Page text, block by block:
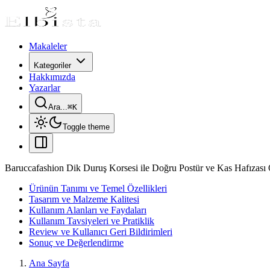
Makaleler
Kategoriler
Hakkımızda
Yazarlar
Ara...⌘K
Toggle theme
Baruccafashion Dik Duruş Korsesi ile Doğru Postür ve Kas Hafızası
Ürünün Tanımı ve Temel Özellikleri
Tasarım ve Malzeme Kalitesi
Kullanım Alanları ve Faydaları
Kullanım Tavsiyeleri ve Pratiklik
Review ve Kullanıcı Geri Bildirimleri
Sonuç ve Değerlendirme
Ana Sayfa